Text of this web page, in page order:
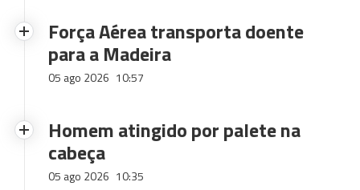
Força Aérea transporta doente
para a Madeira
05 ago 2026 10:57
Homem atingido por palete na
cabeça
05 ago 2026 10:35